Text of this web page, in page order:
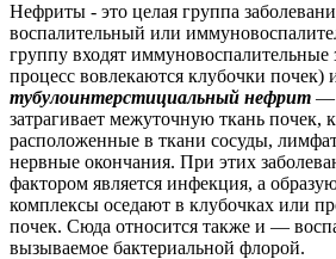
Нефриты - это целая группа
воспалительный или
группу входят иммуновоспалительные
процесс вовлекаются клубочки почек)
тубулоинтерстициальный нефрит —
затрагивает межуточную ткань почек,
расположенные в ткани сосуды,
нервные окончания. При этих
фактором является инфекция, а
комплексы оседают в клубочках или
почек. Сюда относится также и —
вызываемое бактериальной флорой.